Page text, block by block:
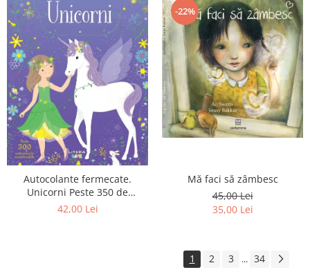
Autocolante fermecate.
Unicorni Peste 350 de
autocolante reutilizabile
42,00 Lei
-22%
Mă faci să zâmbesc
45,00 Lei
35,00 Lei
1 2 3 ... 34